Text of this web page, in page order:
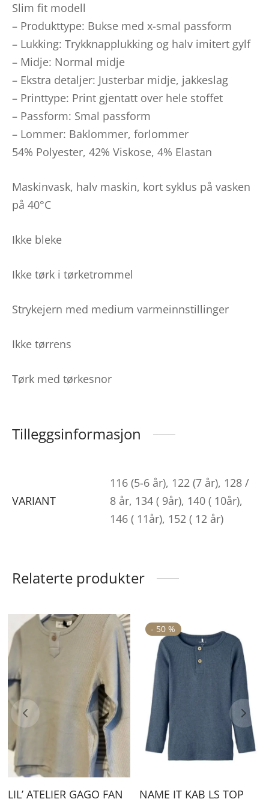
Slim fit modell
– Produkttype: Bukse med x-smal passform
– Lukking: Trykknapplukking og halv imitert gylf
– Midje: Normal midje
– Ekstra detaljer: Justerbar midje, jakkeslag
– Printtype: Print gjentatt over hele stoffet
– Passform: Smal passform
– Lommer: Baklommer, forlommer
54% Polyester, 42% Viskose, 4% Elastan
Maskinvask, halv maskin, kort syklus på vasken
på 40°C
Ikke bleke
Ikke tørk i tørketrommel
Strykejern med medium varmeinnstillinger
Ikke tørrens
Tørk med tørkesnor
Tilleggsinformasjon
VARIANT
116 (5-6 år), 122 (7 år), 128 /
8 år, 134 ( 9år), 140 ( 10år),
146 ( 11år), 152 ( 12 år)
Relaterte produkter
Dette
produktet
har
varianter.
Alternativene
velges
på
produktsiden
LIL’ ATELIER GAGO FAN
- 50 %
NAME IT KAB LS TOP